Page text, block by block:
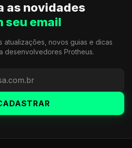
as novidades
seu email
atualizações, novos guias e dicas
desenvolvedores Protheus.